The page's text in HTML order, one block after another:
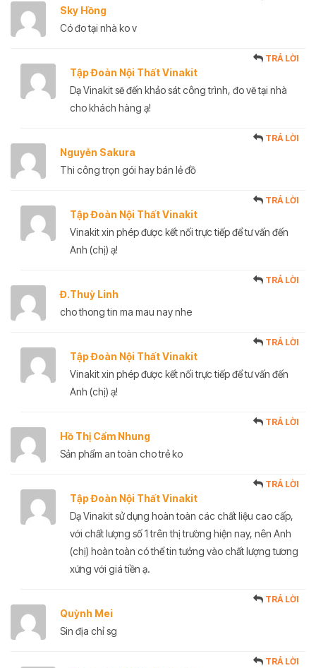
Sky Hồng
Có đo tại nhà ko v
Tập Đoàn Nội Thất Vinakit
TRẢ LỜI
Dạ Vinakit sẽ đến khảo sát công trình, đo vẽ tại nhà
cho khách hàng ạ!
Nguyễn Sakura
TRẢ LỜI
Thi công trọn gói hay bán lẻ đồ
Tập Đoàn Nội Thất Vinakit
TRẢ LỜI
Vinakit xin phép được kết nối trực tiếp để tư vấn đến
Anh (chị) ạ!
Đ.Thuỳ Linh
TRẢ LỜI
cho thong tin ma mau nay nhe
Tập Đoàn Nội Thất Vinakit
TRẢ LỜI
Vinakit xin phép được kết nối trực tiếp để tư vấn đến
Anh (chị) ạ!
Hồ Thị Cẩm Nhung
TRẢ LỜI
Sản phẩm an toàn cho trẻ ko
Tập Đoàn Nội Thất Vinakit
TRẢ LỜI
Dạ Vinakit sử dụng hoàn toàn các chất liệu cao cấp,
với chất lượng số 1 trên thị trường hiện nay, nên Anh
(chị) hoàn toàn có thể tin tưởng vào chất lượng tương
xứng với giá tiền ạ.
Quỳnh Mei
TRẢ LỜI
Sin địa chỉ sg
TRẢ LỜI